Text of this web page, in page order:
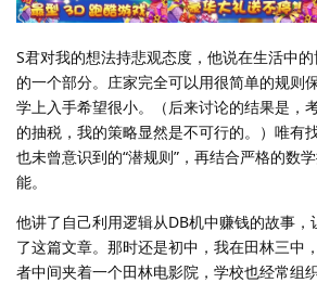
S君对我的想法持悲观态度，他说在生活中
的一个部分。庄家完全可以用很简单的规则
学上入手希望很小。（后来讨论的结果是，
的抽税，我的策略显然是不可行的。）唯有
也未曾意识到的“潜规则”，再结合严格的数
能。
他讲了自己利用逻辑从DB机中赚钱的故事
了这篇文章。那时还是初中，我在田林三
者中间夹着一个田林电影院，学校也经常组